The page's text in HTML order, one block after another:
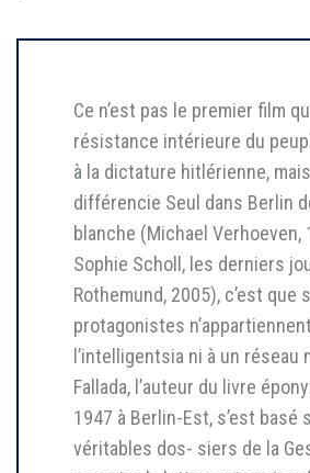
Ce n’est pas le premier film
résistance intérieure du
à la dictature hitlérienne,
différencie Seul dans Berlin
blanche (Michael Verhoeven,
Sophie Scholl, les derniers
Rothemund, 2005), c’est que
protagonistes
l’intelligentsia ni à un réseau
Fallada, l’auteur du livre
1947 à Berlin-Est, s’est basé
véritables dos- siers de la